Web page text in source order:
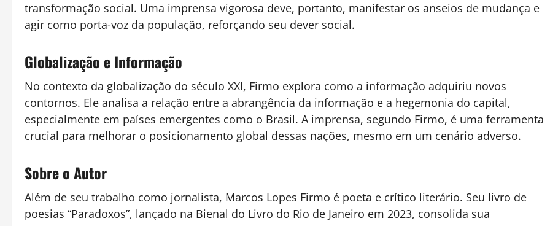
transformação social. Uma imprensa vigorosa deve, portanto, manifestar os anseios de mudança e
agir como porta-voz da população, reforçando seu dever social.
Globalização e Informação
No contexto da globalização do século XXI, Firmo explora como a informação adquiriu novos
contornos. Ele analisa a relação entre a abrangência da informação e a hegemonia do capital,
especialmente em países emergentes como o Brasil. A imprensa, segundo Firmo, é uma ferramenta
crucial para melhorar o posicionamento global dessas nações, mesmo em um cenário adverso.
Sobre o Autor
Além de seu trabalho como jornalista, Marcos Lopes Firmo é poeta e crítico literário. Seu livro de
poesias “Paradoxos”, lançado na Bienal do Livro do Rio de Janeiro em 2023, consolida sua